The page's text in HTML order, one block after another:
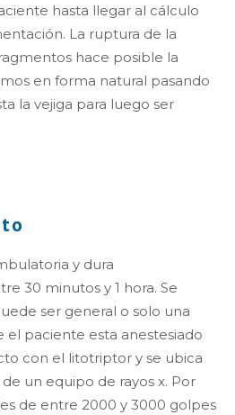
hasta llegar al cálculo
La ruptura de la
hace posible la
en forma natural pasando
la vejiga para luego ser
y dura
30 minutos y 1 hora. Se
ser general o solo una
el paciente esta anestesiado
con el litotriptor y se ubica
un equipo de rayos x. Por
de entre 2000 y 3000 golpes